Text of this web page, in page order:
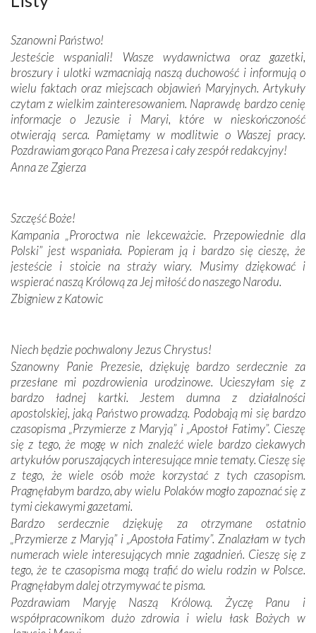
połączenie talentów z wytrwałością i pracowitością
Podążyliśmy też śladami fatimskich wizjonerów – Łucji
dos Santos oraz świętych Hiacynty i Franciszka Marto.
Modliliśmy się przy ich grobach. Odprawiliśmy Drogę
Krzyżową w ich rodzinnych stronach, odwiedziliśmy
domy, w których żyli.
W miejscu objawień Matki Bożej zapaliliśmy świece
przywiezione wraz z intencjami powierzonymi nam przez
spotykaliśmy się z serdeczną otwartością
Portugalczyków. Podziwialiśmy ich ludową sztukę i
zwyczaje. Mimo że nasze kraje są od siebie bardzo
oddalone, w żaden sposób nie czuliśmy się obco.
Sprawiła to oczywiście sama Matka Boża, ale też
kulturowa bliskość biorąca swój początek w naszej
wspólnej wierze. Podczas wyjazdów do historycznych
mieliśmy okazję przekonać się, że Maryja swoją opieką
otacza nie tylko nasz naród, lecz wszystkie nacje, które
się Jej ufnie oddają, a także każdą osobę, która zawierza
Jej siebie oraz swych bliskich.
Dzieje Portugalii to również historia wierności Bogu i
odstępstw, także w życiu władców. Trudne momenty w
wymiarze tak osobistym, jak i zbiorowym, przypominają o
konieczności ciągłego zabiegania o własną duszę i o łaskę
Opatrzności. Wierność przynosi pomyślność –
przynajmniej w życiu duchowym. Odstępstwo owocuje
nieszczęściem i śmiercią. Te uniwersalne prawdy
przychodziły na myśl, gdy słuchaliśmy opowieści
przewodników o portugalskich monarchach i wodzach,
zwycięskich bitwach i nieszczęśliwych losach grzesznych
kochanków.
Byli tym razem pośród Apostołów Fatimy reprezentanci
każdego spośród żyjących pokoleń. Najmłodszy uczestnik
Szanowni Państwo!
Jesteście wspaniali! Wasze wydawnictwa oraz gazetki,
broszury i ulotki wzmacniają naszą duchowość i informują o
wielu faktach oraz miejscach objawień Maryjnych. Artykuły
czytam z wielkim zainteresowaniem. Naprawdę bardzo cenię
informacje o Jezusie i Maryi, które w nieskończoność
otwierają serca. Pamiętamy w modlitwie o Waszej pracy.
Pozdrawiam gorąco Pana Prezesa i cały zespół redakcyjny!
Anna ze Zgierza
Szczęść Boże!
Kampania „Proroctwa nie lekceważcie. Przepowiednie dla
Polski” jest wspaniała. Popieram ją i bardzo się cieszę, że
jesteście i stoicie na straży wiary. Musimy dziękować i
wspierać naszą Królową za Jej miłość do naszego Narodu.
Zbigniew z Katowic
Niech będzie pochwalony Jezus Chrystus!
Szanowny Panie Prezesie, dziękuję bardzo serdecznie za
przesłane mi pozdrowienia urodzinowe. Ucieszyłam się z
bardzo ładnej kartki. Jestem dumna z działalności
apostolskiej, jaką Państwo prowadzą. Podobają mi się bardzo
czasopisma „Przymierze z Maryją” i „Apostoł Fatimy”. Cieszę
się z tego, że mogę w nich znaleźć wiele bardzo ciekawych
artykułów poruszających interesujące mnie tematy. Cieszę się
z tego, że wiele osób może korzystać z tych czasopism.
Pragnęłabym bardzo, aby wielu Polaków mogło zapoznać się z
tymi ciekawymi gazetami.
Bardzo serdecznie dziękuję za otrzymane ostatnio
„Przymierze z Maryją” i „Apostoła Fatimy”. Znalazłam w tych
numerach wiele interesujących mnie zagadnień. Cieszę się z
tego, że te czasopisma mogą trafić do wielu rodzin w Polsce.
Pragnęłabym dalej otrzymywać te pisma.
Pozdrawiam Maryję Naszą Królową. Życzę Panu i
współpracownikom dużo zdrowia i wielu łask Bożych w